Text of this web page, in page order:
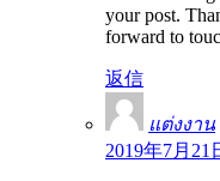
your post.
forward to
返信
แต่งงาน
2019年7月21